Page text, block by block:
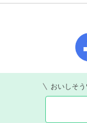
おいしそ